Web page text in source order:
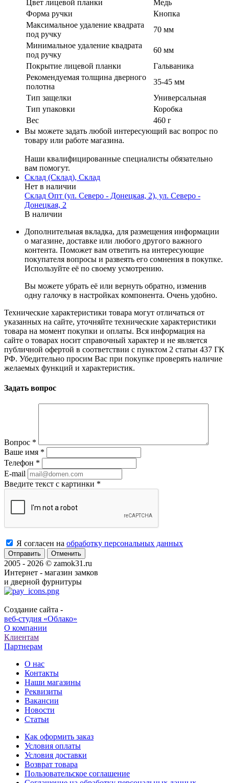
Цвет лицевой планки
Медь
Форма ручки
Кнопка
Максимальное удаление квадрата
под ручку
70 мм
Минимальное удаление квадрата
под ручку
60 мм
Покрытие лицевой планки
Гальваника
Рекомендуемая толщина дверного
полотна
35-45 мм
Тип защелки
Универсальная
Тип упаковки
Коробка
Вес
460 г
Вы можете задать любой интересующий вас вопрос по
товару или работе магазина.
Наши квалифицированные специалисты обязательно
вам помогут.
Склад (Склад), Склад
Нет в наличии
Склад Опт (ул. Северо - Донецкая, 2), ул. Северо -
Донецкая, 2
В наличии
Дополнительная вкладка, для размещения информации
о магазине, доставке или любого другого важного
контента. Поможет вам ответить на интересующие
покупателя вопросы и развеять его сомнения в покупке.
Используйте её по своему усмотрению.
Вы можете убрать её или вернуть обратно, изменив
одну галочку в настройках компонента. Очень удобно.
Технические характеристики товара могут отличаться от
указанных на сайте, уточняйте технические характеристики
товара на момент покупки и оплаты. Вся информация на
сайте о товарах носит справочный характер и не является
публичной офертой в соответствии с пунктом 2 статьи 437 ГК
РФ. Убедительно просим Вас при покупке проверять наличие
желаемых функций и характеристик.
Задать вопрос
Вопрос *
Ваше имя *
Телефон *
E-mail
Введите текст с картинки *
Я согласен на обработку персональных данных
Отменить
2005 - 2026 © zamok31.ru
Интернет - магазин замков
и дверной фурнитуры
Создание сайта -
веб-студия «Облако»
О компании
Клиентам
Партнерам
О нас
Контакты
Наши магазины
Реквизиты
Вакансии
Новости
Статьи
Как оформить заказ
Условия оплаты
Условия доставки
Возврат товара
Пользовательское соглашение